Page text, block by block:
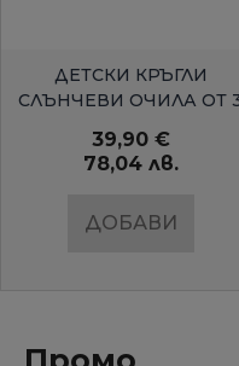
БЪРЗ ПРЕГЛЕД
ДЕТСКИ КРЪГЛИ
СЛЪНЧЕВИ ОЧИЛА ОТ
39,90 €
78,04 лв.
ДОБАВИ